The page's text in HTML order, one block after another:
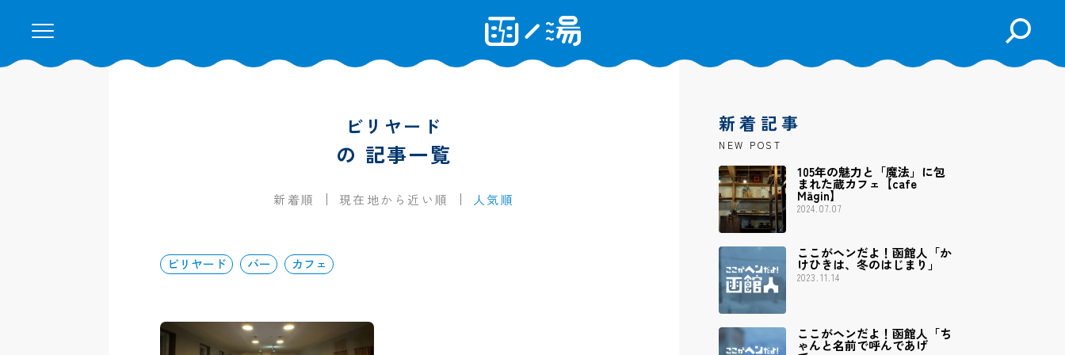
検
を
ビリヤード
の 記事一覧
新着順 現在地から近い順 人気順
ビリヤード バー カフェ
新着記事
NEW POST
105年の魅力と「魔法」に包
まれた蔵カフェ【cafe
Mägin】
2024.07.07
ここがヘンだよ！函館人「か
けひきは、冬のはじまり」
2023.11.14
ここがヘンだよ！函館人「ち
ゃんと名前で呼んであげ